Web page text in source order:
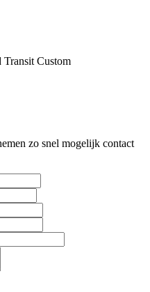
Transit Custom
zo snel mogelijk contact